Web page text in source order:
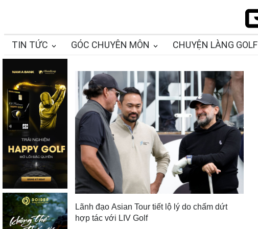
TIN TỨC GÓC CHUYÊN MÔN CHUYỆN LÀNG GOLF
Lãnh đạo Asian Tour tiết lộ lý do chấm dứt
hợp tác với LIV Golf